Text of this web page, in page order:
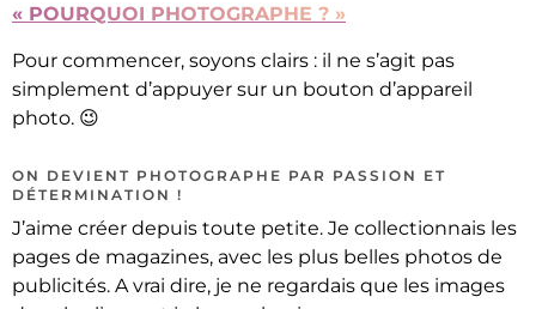
« POURQUOI PHOTOGRAPHE ? »
Pour commencer, soyons clairs : il ne s’agit pas
simplement d’appuyer sur un bouton d’appareil
photo. 😉
ON DEVIENT PHOTOGRAPHE PAR PASSION ET
DÉTERMINATION !
J’aime créer depuis toute petite. Je collectionnais les
pages de magazines, avec les plus belles photos de
publicités. A vrai dire, je ne regardais que les images